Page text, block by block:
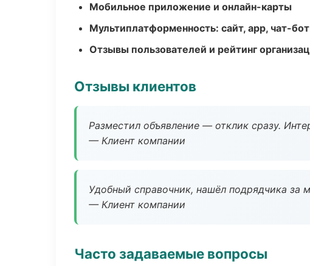
Мобильное приложение и онлайн-карты
Мультиплатформенность: сайт, app, чат-бот
Отзывы пользователей и рейтинг
Отзывы клиентов
Разместил объявление — отклик сразу.
— Клиент компании
Удобный справочник, нашёл подрядчика за
— Клиент компании
Часто задаваемые вопросы